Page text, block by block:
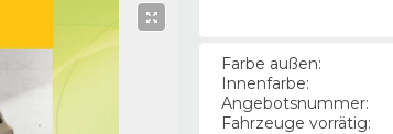
Farbe außen:
Innenfarbe:
Angebotsnummer:
Fahrzeuge vorrätig: